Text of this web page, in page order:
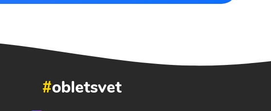
#obletsvet